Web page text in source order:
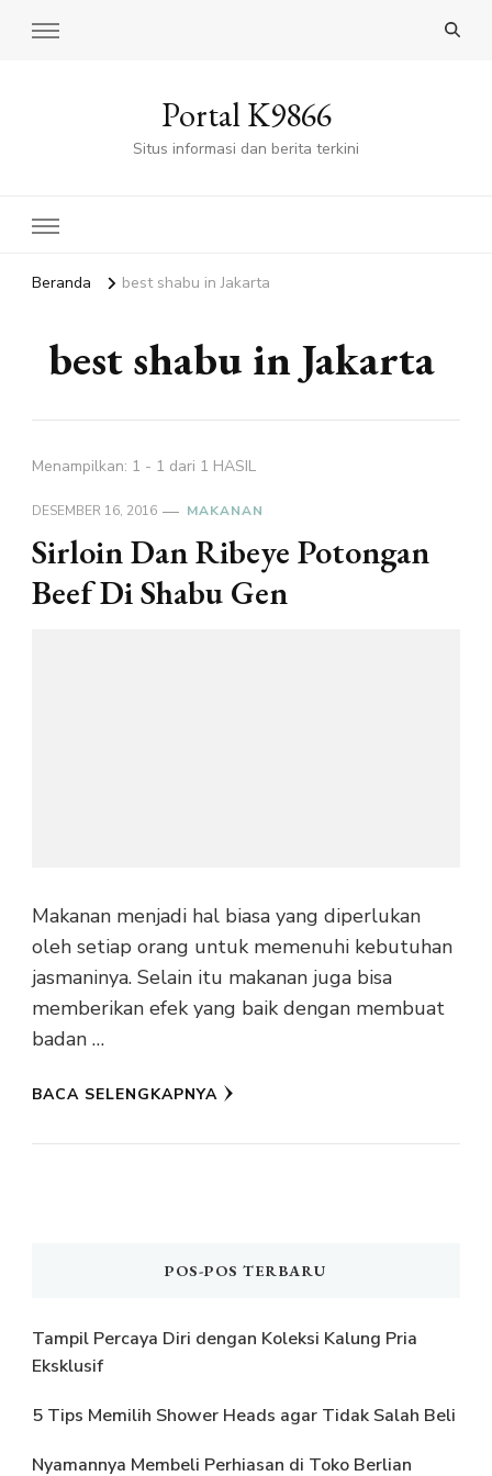
Portal K9866
Situs informasi dan berita terkini
Beranda best shabu in Jakarta
best shabu in Jakarta
Menampilkan: 1 - 1 dari 1 HASIL
DESEMBER 16, 2016 MAKANAN
Sirloin Dan Ribeye Potongan
Beef Di Shabu Gen
Makanan menjadi hal biasa yang diperlukan
oleh setiap orang untuk memenuhi kebutuhan
jasmaninya. Selain itu makanan juga bisa
memberikan efek yang baik dengan membuat
badan …
BACA SELENGKAPNYA
POS-POS TERBARU
Tampil Percaya Diri dengan Koleksi Kalung Pria
Eksklusif
5 Tips Memilih Shower Heads agar Tidak Salah Beli
Nyamannya Membeli Perhiasan di Toko Berlian